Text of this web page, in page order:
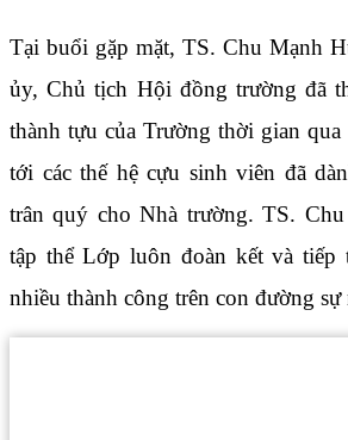
Tại buổi gặp mặt, TS. Chu Mạnh
ủy, Chủ tịch Hội đồng trường đã
thành tựu của Trường thời gian
tới các thế hệ cựu sinh viên đã
trân quý cho Nhà trường. TS.
tập thể Lớp luôn đoàn kết và tiếp
nhiều thành công trên con đường sự